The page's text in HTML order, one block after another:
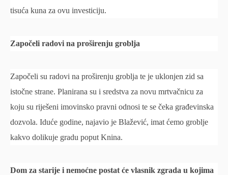
tisuća kuna za ovu investiciju.
Započeli radovi na proširenju groblja
Započeli su radovi na proširenju groblja te je uklonjen zid sa
istočne strane. Planirana su i sredstva za novu mrtvačnicu za
koju su riješeni imovinsko pravni odnosi te se čeka građevinska
dozvola. Iduće godine, najavio je Blažević, imat ćemo groblje
kakvo dolikuje gradu poput Knina.
Dom za starije i nemoćne postat će vlasnik zgrada u kojima